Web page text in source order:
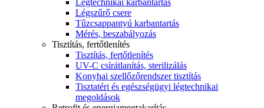
Légszűrő csere
Tűzcsappantyú karbantartás
Mérés, beszabályozás
Tisztítás, fertőtlenítés
Tisztítás, fertőtlenítés
UV-C csírátlanítás, sterilizálás
Konyhai szellőzőrendszer tisztítás
Tisztatéri és egészségügyi légtechnikai
megoldások